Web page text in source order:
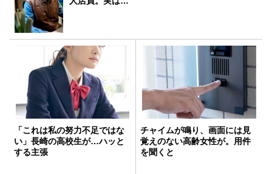
「これは私の努力不足ではな
い」長崎の高校生が…ハッと
する主張
チャイムが鳴り、画面には見
覚えのない高齢女性が。用件
を聞くと